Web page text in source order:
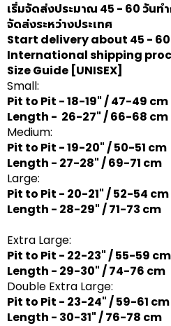
เริ่มจัดส่งประมาณ 45 - 60 วันท
จัดส่งระหว่างประเทศ
Start delivery about 45 -
International shipping
Size Guide [UNISEX]
Small:
Pit to Pit - 18-19" / 47-49 cm
Length - 26-27" / 66-68 cm
Medium:
Pit to Pit - 19-20" / 50-51 cm
Length - 27-28" / 69-71 cm
Large:
Pit to Pit - 20-21" / 52-54 cm
Length - 28-29" / 71-73 cm
Extra Large:
Pit to Pit - 22-23" / 55-59 cm
Length - 29-30" / 74-76 cm
Double Extra Large:
Pit to Pit - 23-24" / 59-61 cm
Length - 30-31" / 76-78 cm